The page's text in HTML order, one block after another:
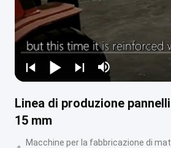
Linea di produzione
15 mm
Macchine per la fabbricazione di